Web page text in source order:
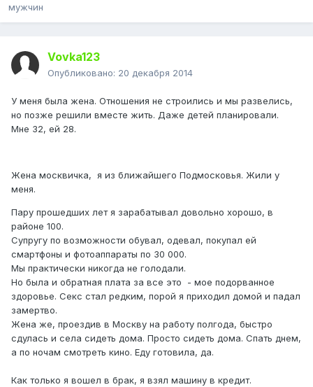
мужчин
Vovka123
Опубликовано: 20 декабря 2014
У меня была жена. Отношения не строились и мы развелись,
но позже решили вместе жить. Даже детей планировали.
Мне 32, ей 28.
Жена москвичка, я из ближайшего Подмосковья. Жили у
меня.
Пару прошедших лет я зарабатывал довольно хорошо, в
районе 100.
Супругу по возможности обувал, одевал, покупал ей
смартфоны и фотоаппараты по 30 000.
Мы практически никогда не голодали.
Но была и обратная плата за все это - мое подорванное
здоровье. Секс стал редким, порой я приходил домой и падал
замертво.
Жена же, проездив в Москву на работу полгода, быстро
сдулась и села сидеть дома. Просто сидеть дома. Спать днем,
а по ночам смотреть кино. Еду готовила, да.
Как только я вошел в брак, я взял машину в кредит.